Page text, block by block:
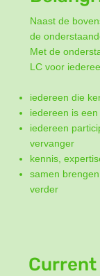
Current
Naast de
de
Met de
LC voor
iedereen die
iedereen is
iedereen
vervanger
kennis,
samen
verder